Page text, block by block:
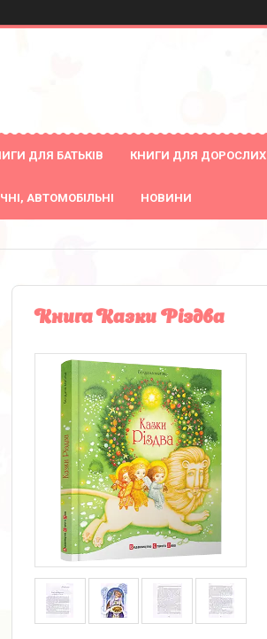
ДЛЯ БАТЬКІВ КНИГИ ДЛЯ ДОРОСЛИХ
АВТОМОБІЛЬНІ НОВИНИ
Книга Казки Різдва